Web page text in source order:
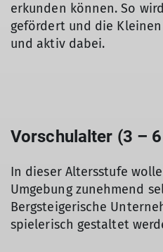
erkunden können. So
gefördert und die
und aktiv dabei.
Vorschulalter (3 –
In dieser Altersstufe
Umgebung zunehmend
Bergsteigerische
spielerisch gestaltet